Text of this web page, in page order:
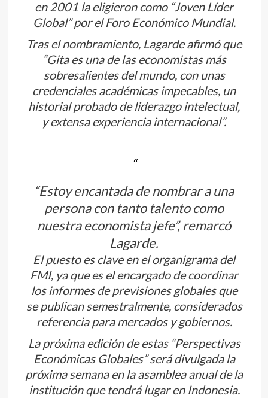
en 2001 la eligieron como “Joven Líder
Global” por el Foro Económico Mundial.
Tras el nombramiento, Lagarde afirmó que
“Gita es una de las economistas más
sobresalientes del mundo, con unas
credenciales académicas impecables, un
historial probado de liderazgo intelectual,
y extensa experiencia internacional”.
“Estoy encantada de nombrar a una
persona con tanto talento como
nuestra economista jefe”, remarcó
Lagarde.
El puesto es clave en el organigrama del
FMI, ya que es el encargado de coordinar
los informes de previsiones globales que
se publican semestralmente, considerados
referencia para mercados y gobiernos.
La próxima edición de estas “Perspectivas
Económicas Globales” será divulgada la
próxima semana en la asamblea anual de la
institución que tendrá lugar en Indonesia.